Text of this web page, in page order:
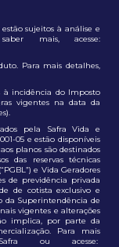
sujeitos à análise e
mais, acesse:
Para mais detalhes,
à incidência do Imposto
vigentes na data da
pela Safra Vida e
05 e estão disponíveis
planos são destinados
das reservas técnicas
e Vida Geradores
de previdência privada
de cotista exclusivo e
da Superintendência de
vigentes e alterações
implica, por parte da
Para mais
ou acesse: